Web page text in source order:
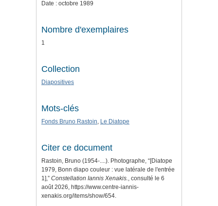
Date : octobre 1989
Nombre d'exemplaires
1
Collection
Diapositives
Mots-clés
Fonds Bruno Rastoin, Le Diatope
Citer ce document
Rastoin, Bruno (1954-....). Photographe, “[Diatope
1979, Bonn diapo couleur : vue latérale de l'entrée
1],” Constellation Iannis Xenakis., consulté le 6
août 2026, https://www.centre-iannis-
xenakis.org/items/show/654.